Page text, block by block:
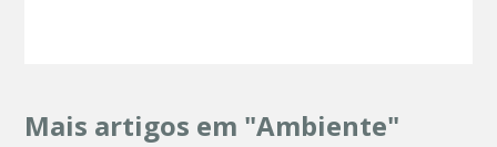
Mais artigos em "Ambiente"